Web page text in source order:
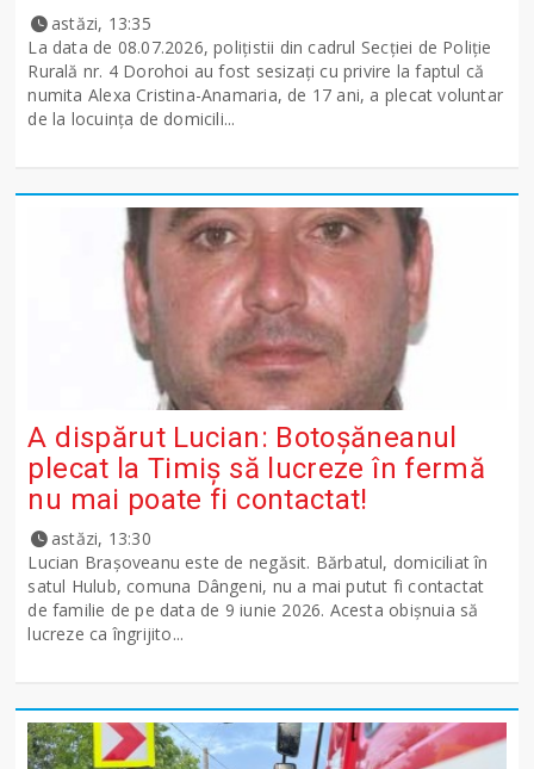
astăzi, 13:35
La data de 08.07.2026, polițistii din cadrul Secției de Poliție
Rurală nr. 4 Dorohoi au fost sesizați cu privire la faptul că
numita Alexa Cristina-Anamaria, de 17 ani, a plecat voluntar
de la locuința de domicili...
A dispărut Lucian: Botoșăneanul
plecat la Timiș să lucreze în fermă
nu mai poate fi contactat!
astăzi, 13:30
Lucian Brașoveanu este de negăsit. Bărbatul, domiciliat în
satul Hulub, comuna Dângeni, nu a mai putut fi contactat
de familie de pe data de 9 iunie 2026. Acesta obișnuia să
lucreze ca îngrijito...